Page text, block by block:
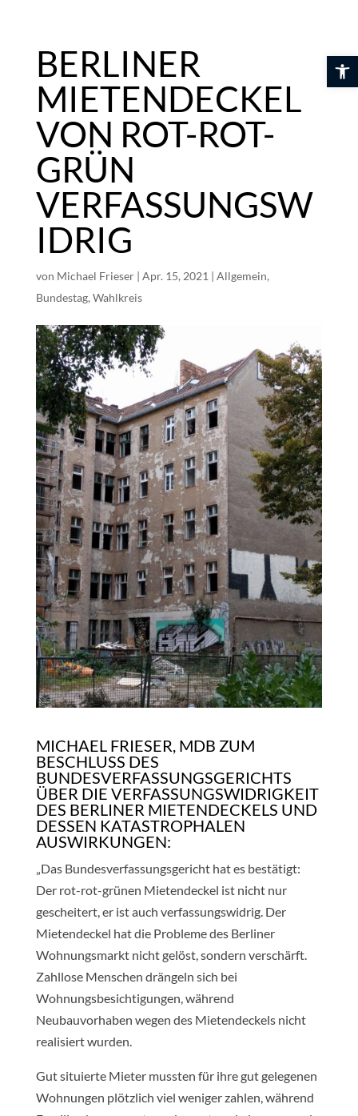
BERLINER
MIETENDECKEL
VON ROT-ROT-
GRÜN
VERFASSUNGSW
IDRIG
von Michael Frieser| Apr. 15, 2021 | Allgemein,
Bundestag, Wahlkreis
MICHAEL FRIESER, MDB ZUM
BESCHLUSS DES
BUNDESVERFASSUNGSGERICHTS
ÜBER DIE VERFASSUNGSWIDRIGKEIT
DES BERLINER MIETENDECKELS UND
DESSEN KATASTROPHALEN
AUSWIRKUNGEN:
„Das Bundesverfassungsgericht hat es bestätigt:
Der rot-rot-grünen Mietendeckel ist nicht nur
gescheitert, er ist auch verfassungswidrig. Der
Mietendeckel hat die Probleme des Berliner
Wohnungsmarkt nicht gelöst, sondern verschärft.
Zahllose Menschen drängeln sich bei
Wohnungsbesichtigungen, während
Neubauvorhaben wegen des Mietendeckels nicht
realisiert wurden.
Gut situierte Mieter mussten für ihre gut gelegenen
Wohnungen plötzlich viel weniger zahlen, während